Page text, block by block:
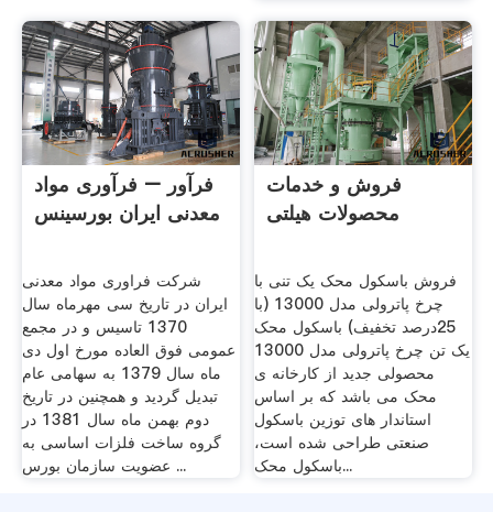
فرآور – فرآوری مواد
معدنی ایران بورسینس
شرکت فراوری مواد معدنی
ایران در تاریخ سی مهرماه سال
1370 تاسیس و در مجمع
عمومی فوق العاده مورخ اول دی
ماه سال 1379 به سهامی عام
تبدیل گردید و همچنین در تاریخ
دوم بهمن ماه سال 1381 در
گروه ساخت فلزات اساسی به
عضویت سازمان بورس ...
فروش و خدمات
محصولات هیلتی
فروش باسکول محک یک تنی با
چرخ پاترولی مدل 13000 (با
25درصد تخفیف) باسکول محک
یک تن چرخ پاترولی مدل 13000
محصولی جدید از کارخانه ی
محک می باشد که بر اساس
استاندار های توزین باسکول
صنعتی طراحی شده است،
باسکول محک...